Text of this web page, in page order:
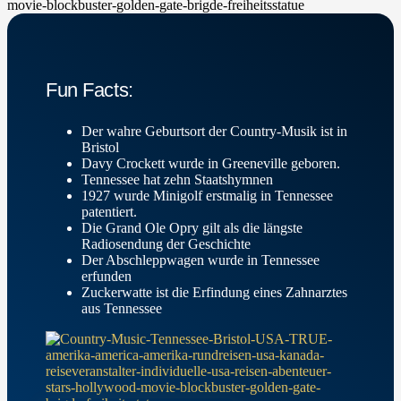
Fun Facts:
Der wahre Geburtsort der Country-Musik ist in
Bristol
Davy Crockett wurde in Greeneville geboren.
Tennessee hat zehn Staatshymnen
1927 wurde Minigolf erstmalig in Tennessee
patentiert.
Die Grand Ole Opry gilt als die längste
Radiosendung der Geschichte
Der Abschleppwagen wurde in Tennessee
erfunden
Zuckerwatte ist die Erfindung eines Zahnarztes
aus Tennessee